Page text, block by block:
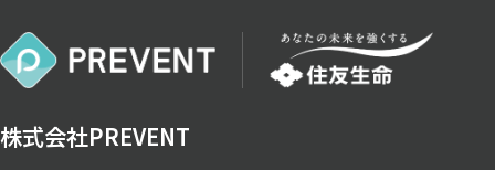
株式会社PREVENT